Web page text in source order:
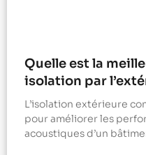
Quelle est la
isolation par
L’isolation extérieure
pour améliorer les
acoustiques d’un